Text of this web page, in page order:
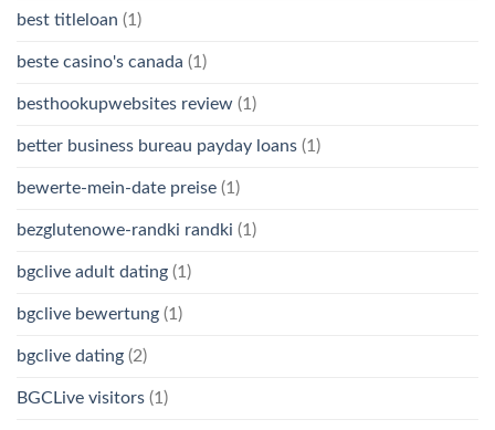
best titleloan (1)
beste casino's canada (1)
besthookupwebsites review (1)
better business bureau payday loans (1)
bewerte-mein-date preise (1)
bezglutenowe-randki randki (1)
bgclive adult dating (1)
bgclive bewertung (1)
bgclive dating (2)
BGCLive visitors (1)